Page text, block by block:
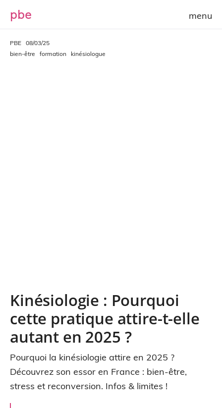
pbe
PBE 08/03/25
bien-être
formation kinésiologue
Kinésiologie : Pourquoi
cette pratique attire-t-elle
autant en 2025 ?
Pourquoi la kinésiologie attire en 2025 ?
Découvrez son essor en France : bien-être,
stress et reconversion. Infos & limites !